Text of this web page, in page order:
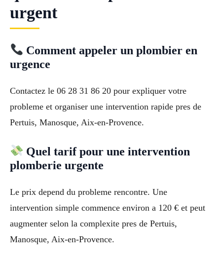
urgent
Comment appeler un plombier en
urgence
Contactez le 06 28 31 86 20 pour expliquer votre
probleme et organiser une intervention rapide pres de
Pertuis, Manosque, Aix-en-Provence.
Quel tarif pour une intervention
plomberie urgente
Le prix depend du probleme rencontre. Une
intervention simple commence environ a 120 € et peut
augmenter selon la complexite pres de Pertuis,
Manosque, Aix-en-Provence.